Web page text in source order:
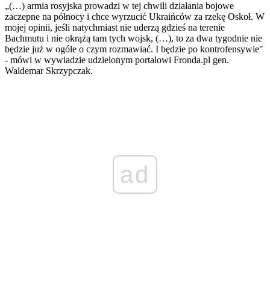
„(…) armia rosyjska prowadzi w tej chwili działania bojowe
zaczepne na północy i chce wyrzucić Ukraińców za rzekę Oskoł. W
mojej opinii, jeśli natychmiast nie uderzą gdzieś na terenie
Bachmutu i nie okrążą tam tych wojsk, (…), to za dwa tygodnie nie
będzie już w ogóle o czym rozmawiać. I będzie po kontrofensywie"
- mówi w wywiadzie udzielonym portalowi Fronda.pl gen.
Waldemar Skrzypczak.
ad